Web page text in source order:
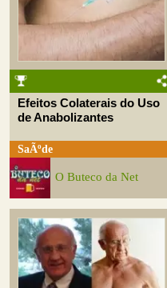
Efeitos Colaterais do Uso
de Anabolizantes
SaÃºde
O Buteco da Net